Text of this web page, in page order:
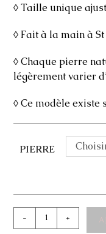
◊ Taille unique
◊ Fait à la main à
◊ Chaque pierre
légèrement varier
◊ Ce modèle existe
PIERRE
quantité
- +